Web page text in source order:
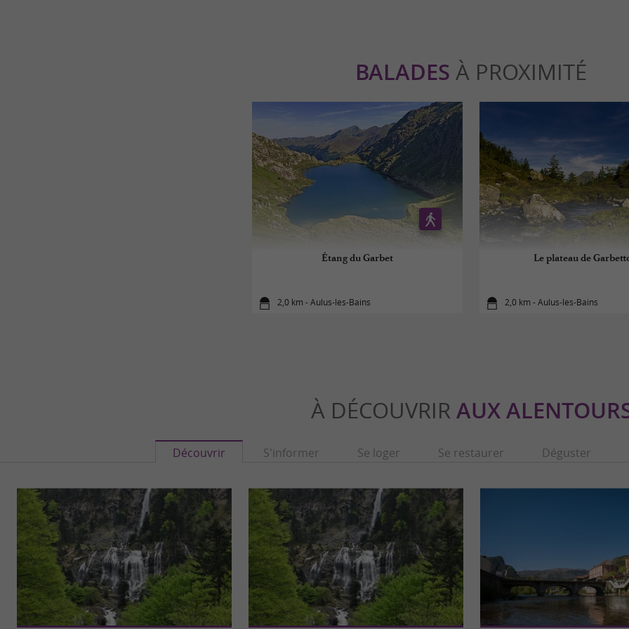
BALADES À PROXIMITÉ
Étang du Garbet
2,0 km - Aulus-les-Bains
Le plateau de
2,0 km - Aulus-les-Bains
À DÉCOUVRIR AUX
Découvrir S'informer Se loger Se restaurer Déguster